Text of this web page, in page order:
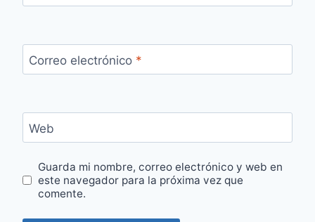
Correo electrónico *
Web
Guarda mi nombre, correo electrónico y web en
este navegador para la próxima vez que
comente.